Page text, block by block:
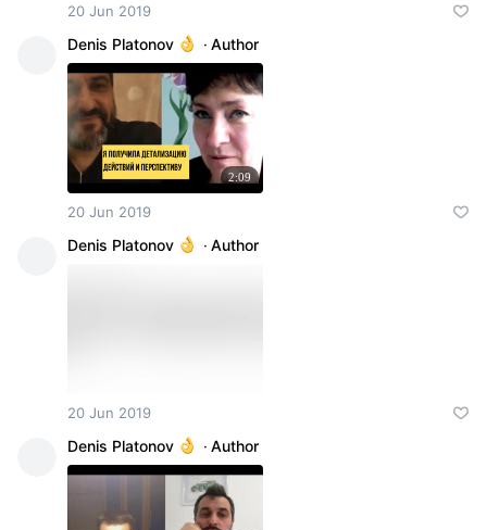
20 Jun 2019
Denis Platonov · Author
2:09
20 Jun 2019
Denis Platonov · Author
20 Jun 2019
Denis Platonov · Author